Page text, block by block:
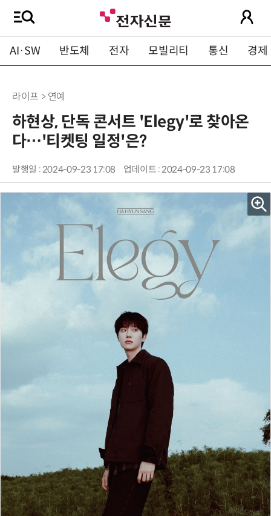
AI·SW 반도체 전자 모빌리티 통신 경제
라이프 > 연예
하현상, 단독 콘서트 'Elegy'로 찾아온
다…'티켓팅 일정'은?
발행일 : 2024-09-23 17:08 업데이트 : 2024-09-23 17:08